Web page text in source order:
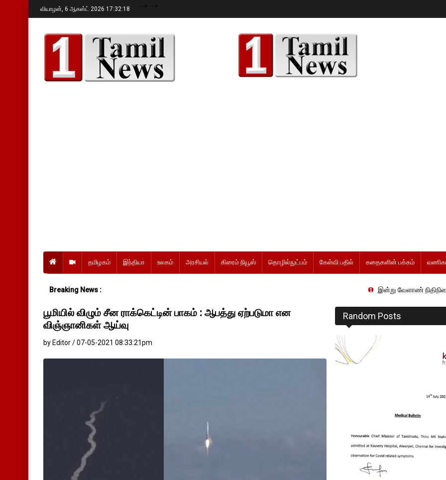
வியாழன், 6 ஆகஸ்ட் 2026 17:32:19 --> -->
தமிழகம் இந்தியா உலகம் அரசியல் கிரைம் நியூஸ் தொழில்நுட்பம் கேள்வி பதில் கதைகளின் பக்கம்
Breaking News : இன்று வேளாண் நிதிநிலை அறிக்கை
பூமியில் விழும் சீன ராக்கெட்டின் பாகம் : ஆபத்து ஏற்படுமா என
விஞ்ஞானிகள் ஆய்வு
by Editor / 07-05-2021 08:33:21pm
Random Posts